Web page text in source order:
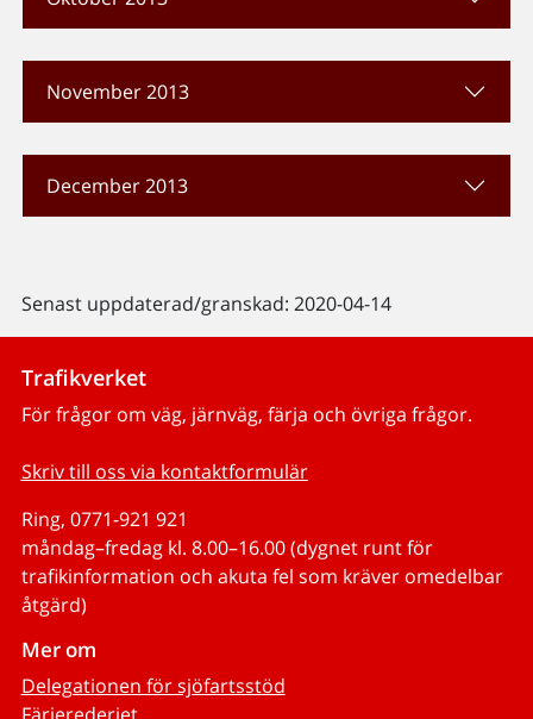
November 2013
December 2013
Senast uppdaterad/granskad: 2020-04-14
Trafikverket
För frågor om väg, järnväg, färja och övriga frågor.
Skriv till oss via kontaktformulär
Ring, 0771-921 921
måndag–fredag kl. 8.00–16.00 (dygnet runt för
trafikinformation och akuta fel som kräver omedelbar
åtgärd)
Mer om
Delegationen för sjöfartsstöd